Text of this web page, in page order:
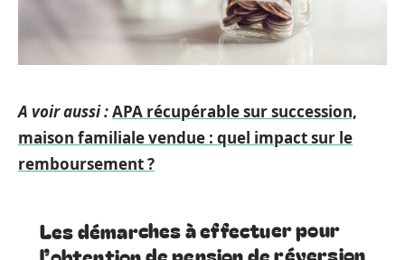
A voir aussi :APA récupérable sur succession,
maison familiale vendue : quel impact sur le
remboursement ?
Les démarches à effectuer pour